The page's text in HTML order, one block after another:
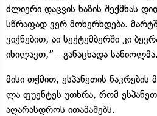
ძლიერი დაცვის ხაზის შექმნას
სწრაფად ვერ მოხერხდება.
ვიქნებით, აი სექტემბერში კი
იხილავთ,” - განაცხადა სანიოლმა.
მისი თქმით, ესპანეთის
ლა ფუენტეს უთხრა, რომ
აღარასდროს ითამაშებს.